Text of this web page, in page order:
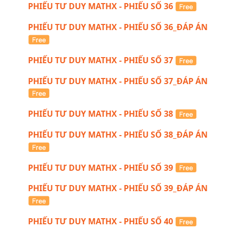
PHIẾU TƯ DUY MATHX - PHIẾU SỐ 36
PHIẾU TƯ DUY MATHX - PHIẾU SỐ 36_ĐÁP ÁN
PHIẾU TƯ DUY MATHX - PHIẾU SỐ 37
PHIẾU TƯ DUY MATHX - PHIẾU SỐ 37_ĐÁP ÁN
PHIẾU TƯ DUY MATHX - PHIẾU SỐ 38
PHIẾU TƯ DUY MATHX - PHIẾU SỐ 38_ĐÁP ÁN
PHIẾU TƯ DUY MATHX - PHIẾU SỐ 39
PHIẾU TƯ DUY MATHX - PHIẾU SỐ 39_ĐÁP ÁN
PHIẾU TƯ DUY MATHX - PHIẾU SỐ 40